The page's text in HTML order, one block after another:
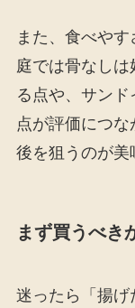
また、食べや
庭では骨なし
る点や、サン
点が評価につ
後を狙うのが美
まず買うべき
迷ったら「揚げ